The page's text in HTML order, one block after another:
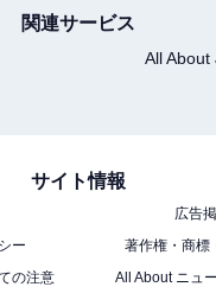
Amazonで見る
(Nano 3, 47W)」
関連サービス
All About
サイト情報
広告
ー
著作権・商標
の注意
All About ニュ